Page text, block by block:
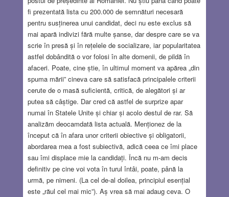
fi prezentată lista cu 200.000 de semnături necesară
pentru susținerea unui candidat, deci nu este exclus să
mai apară indivizi fără multe șanse, dar despre care se va
scrie în presă și în rețelele de socializare, iar popularitatea
astfel dobândită o vor folosi în alte domenii, de pildă în
afaceri. Poate, cine știe, în ultimul moment va apărea „din
spuma mării” cineva care să satisfacă principalele criterii
cerute de o masă suficientă, critică, de alegători și ar
putea să câștige. Dar cred că astfel de surprize apar
numai în Statele Unite și chiar și acolo destul de rar. Să
analizăm deocamdată lista actuală. Menționez de la
început că în afara unor criterii obiective și obligatorii,
abordarea mea a fost subiectivă, adică ceea ce îmi place
sau îmi displace mie la candidați. Încă nu m-am decis
definitiv pe cine voi vota în turul întâi, poate, până la
urmă, pe nimeni. (La cel de-al doilea, principiul esențial
este „răul cel mai mic”). Aș vrea să mai adaug ceva. O